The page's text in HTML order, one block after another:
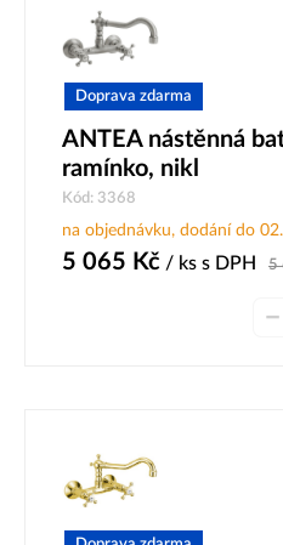
Doprava zdarma
ANTEA nástěnná
ramínko, nikl
Kód: 3368
na objednávku, dodání do
5 065 Kč / ks s DPH 5
–